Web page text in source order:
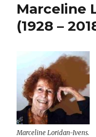
Marceline
(1928 –
Marceline Loridan-Ivens.